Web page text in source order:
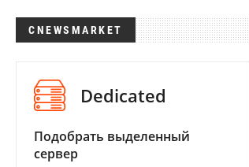
CNEWSMARKET
Dedicated
Подобрать выделенный
сервер